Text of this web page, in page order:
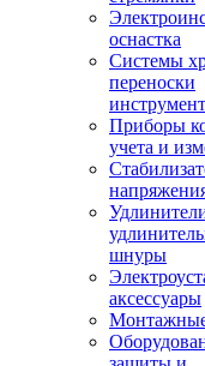
оснастка
Системы
переноски
Приборы
учета и
шнуры
аксессуары